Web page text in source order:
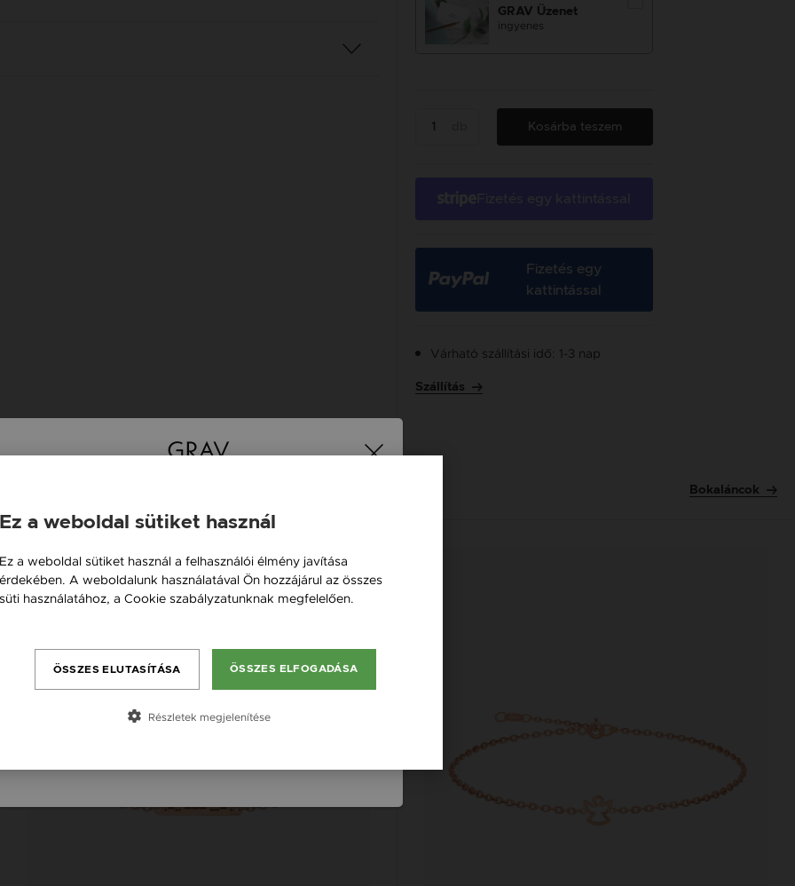
GRAV Üzenet
ingyenes
Kosárba teszem
Fizetés egy
kattintással
Várható szállítási idő: 1-3 nap
Szállítás
Bokaláncok
Új kollekció Gravírozható
Österreich / AT
România / RO
Slovensko / SK
Ez a weboldal sütiket használ
Ez a weboldal sütiket használ a felhasználói élmény javítása
érdekében. A weboldalunk használatával Ön hozzájárul az összes
süti használatához, a Cookie szabályzatunknak megfelelően.
ÖSSZES ELFOGADÁSA
ÖSSZES ELUTASÍTÁSA
Részletek megjelenítése